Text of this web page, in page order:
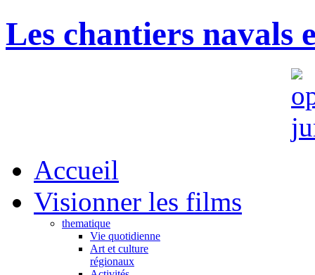
Les chantiers navals
Accueil
Visionner les films
thematique
Vie quotidienne
Art et culture
régionaux